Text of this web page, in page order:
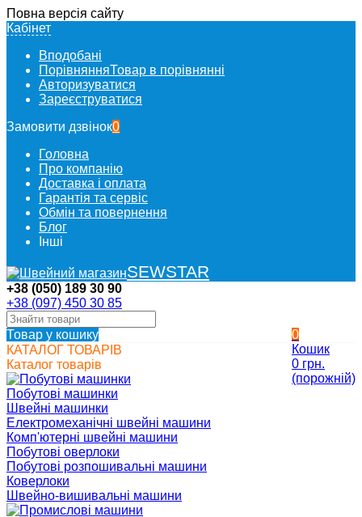
Повна версія сайту
Кабінет
Вподобані
ПорівнянняТовар в порівнянні
Авторизуватися
Зареєструватися
Замовити дзвінок0
Головна
Про компанію
Доставка і оплата
Гарантія та сервіс
Обмін та повернення
Блог
Інші
SEWSTAR
+38 (050) 189 30 90
+38 (097) 450 30 85
0
Кошик
0 грн.
(порожній)
Товар у кошику
КАТАЛОГ ТОВАРІВ
Каталог товарів
Побутові машинки
Швейні машинки
Електромеханічні швейні машини
Комп'ютерні швейні машини
Побутові оверлоки
Побутові розпошивальні машини
Коверлоки
Швейно-вишивальні машини